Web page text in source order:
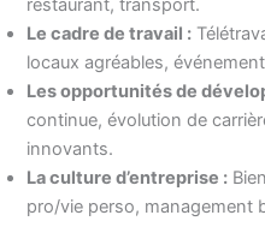
restaurant, transport.
Le cadre de travail :
locaux agréables,
Les opportunités de
continue, évolution de
innovants.
La culture d’entreprise :
pro/vie perso, management